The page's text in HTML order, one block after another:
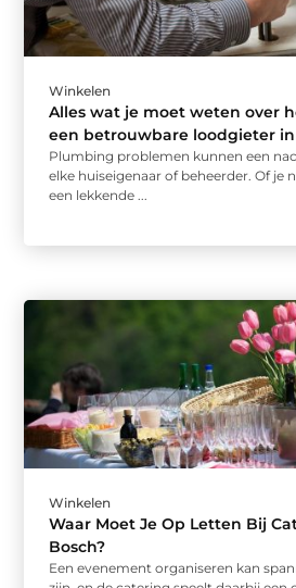
Winkelen
Alles wat je moet weten over
een betrouwbare loodgieter
Plumbing problemen kunnen een
elke huiseigenaar of beheerder. Of je
een lekkende ...
Winkelen
Waar Moet Je Op Letten Bij
Bosch?
Een evenement organiseren kan